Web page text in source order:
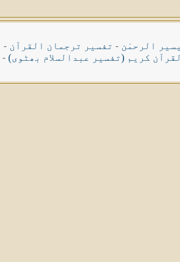
الرحمٰن - تفسیر ترجمان القرآن -
کریم (تفسیر عبدالسلام بھٹوی) -